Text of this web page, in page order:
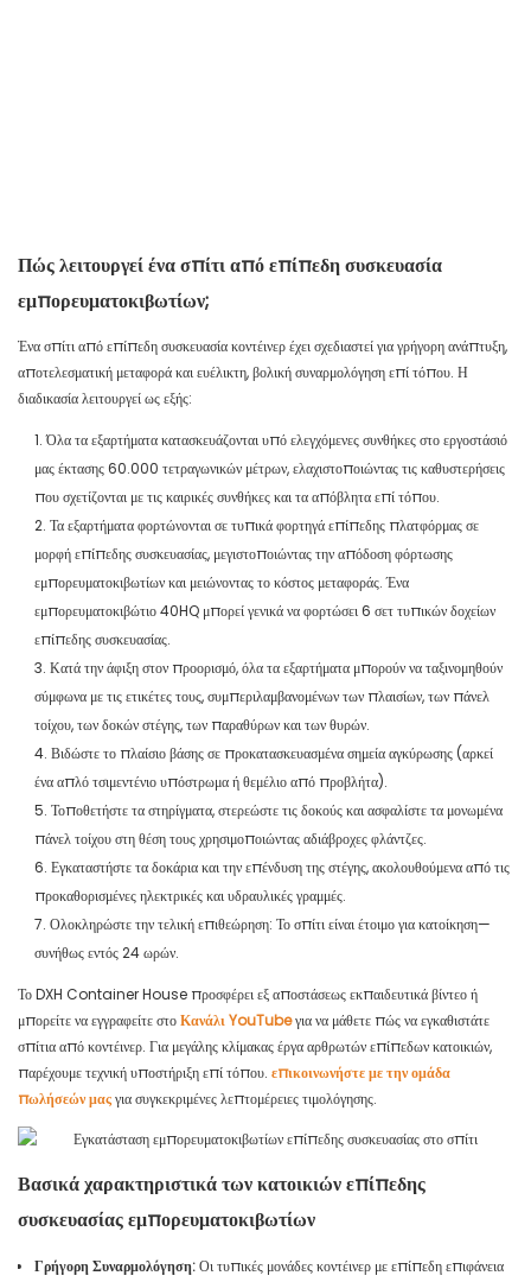
Πώς λειτουργεί ένα σπίτι από επίπεδη συσκευασία
εμπορευματοκιβωτίων;
Ένα σπίτι από επίπεδη συσκευασία κοντέινερ έχει σχεδιαστεί για γρήγορη ανάπτυξη,
αποτελεσματική μεταφορά και ευέλικτη, βολική συναρμολόγηση επί τόπου. Η
διαδικασία λειτουργεί ως εξής:
1. Όλα τα εξαρτήματα κατασκευάζονται υπό ελεγχόμενες συνθήκες στο εργοστάσιό
μας έκτασης 60.000 τετραγωνικών μέτρων, ελαχιστοποιώντας τις καθυστερήσεις
που σχετίζονται με τις καιρικές συνθήκες και τα απόβλητα επί τόπου.
2. Τα εξαρτήματα φορτώνονται σε τυπικά φορτηγά επίπεδης πλατφόρμας σε
μορφή επίπεδης συσκευασίας, μεγιστοποιώντας την απόδοση φόρτωσης
εμπορευματοκιβωτίων και μειώνοντας το κόστος μεταφοράς. Ένα
εμπορευματοκιβώτιο 40HQ μπορεί γενικά να φορτώσει 6 σετ τυπικών δοχείων
επίπεδης συσκευασίας.
3. Κατά την άφιξη στον προορισμό, όλα τα εξαρτήματα μπορούν να ταξινομηθούν
σύμφωνα με τις ετικέτες τους, συμπεριλαμβανομένων των πλαισίων, των πάνελ
τοίχου, των δοκών στέγης, των παραθύρων και των θυρών.
4. Βιδώστε το πλαίσιο βάσης σε προκατασκευασμένα σημεία αγκύρωσης (αρκεί
ένα απλό τσιμεντένιο υπόστρωμα ή θεμέλιο από προβλήτα).
5. Τοποθετήστε τα στηρίγματα, στερεώστε τις δοκούς και ασφαλίστε τα μονωμένα
πάνελ τοίχου στη θέση τους χρησιμοποιώντας αδιάβροχες φλάντζες.
6. Εγκαταστήστε τα δοκάρια και την επένδυση της στέγης, ακολουθούμενα από τις
προκαθορισμένες ηλεκτρικές και υδραυλικές γραμμές.
7. Ολοκληρώστε την τελική επιθεώρηση: Το σπίτι είναι έτοιμο για κατοίκηση—
συνήθως εντός 24 ωρών.
Το DXH Container House προσφέρει εξ αποστάσεως εκπαιδευτικά βίντεο ή
μπορείτε να εγγραφείτε στοΚανάλι YouTubeγια να μάθετε πώς να εγκαθιστάτε
σπίτια από κοντέινερ. Για μεγάλης κλίμακας έργα αρθρωτών επίπεδων κατοικιών,
παρέχουμε τεχνική υποστήριξη επί τόπου. επικοινωνήστε με την ομάδα
πωλήσεών μαςγια συγκεκριμένες λεπτομέρειες τιμολόγησης.
Βασικά χαρακτηριστικά των κατοικιών επίπεδης
συσκευασίας εμπορευματοκιβωτίων
Γρήγορη Συναρμολόγηση:Οι τυπικές μονάδες κοντέινερ με επίπεδη επιφάνεια